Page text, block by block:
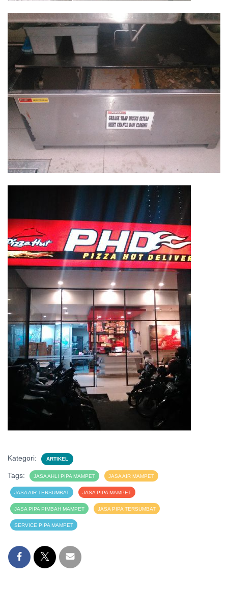
Kategori: ARTIKEL
Tags: JASA AHLI PIPA MAMPET JASA AIR MAMPET
JASA AIR TERSUMBAT JASA PIPA MAMPET
JASA PIPA PIMBAH MAMPET JASA PIPA TERSUMBAT
SERVICE PIPA MAMPET